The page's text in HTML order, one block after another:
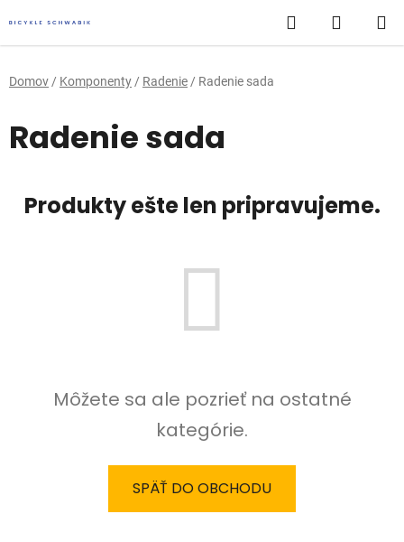
na
obsah
Hľadať
KOŠÍK
Domov / Komponenty / Radenie / Radenie sada
Radenie sada
Produkty ešte len pripravujeme.
Môžete sa ale pozrieť na ostatné
kategórie.
SPÄŤ DO OBCHODU